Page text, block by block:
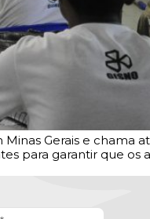
Gerais e chama
para garantir que os